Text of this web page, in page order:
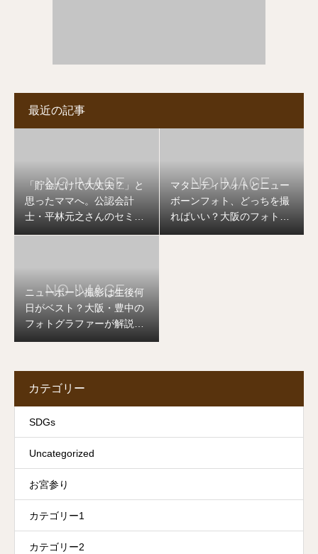
最近の記事
「貯金だけで大丈夫？」と
思ったママへ。公認会計
士・平林元之さんのセミナ
ーを開催します
マタニティフォトとニュー
ボーンフォト、どっちを撮
ればいい？大阪のフォトグ
ラファーが答えます
ニューボーン撮影は生後何
日がベスト？大阪・豊中の
フォトグラファーが解説し
ます
カテゴリー
SDGs
Uncategorized
お宮参り
カテゴリー1
カテゴリー2